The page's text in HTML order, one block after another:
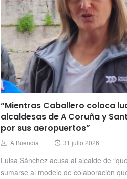
“Mientras Caballero coloca
alcaldesas de A Coruña y
por sus aeropuertos”
Author
A Buendia
Posted
31 julio 2026
Luisa Sánchez acusa al alcalde de
sumarse al modelo de colaboración